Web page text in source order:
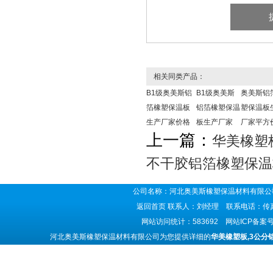
相关同类产品：
B1级奥美斯铝
箔橡塑保温板
生产厂家价格
B1级奥美斯
铝箔橡塑保温
板生产厂家
奥美斯铝
塑保温板
厂家平方
上一篇： 华美橡塑
不干胶铝箔橡塑保
公司名称：河北奥美斯橡塑保温材料有
返回首页 联系人：刘经理 联系电话：
网站访问统计：583692 网站ICP备案
河北奥美斯橡塑保温材料有限公司为您提供详细的华美橡塑板,3公分